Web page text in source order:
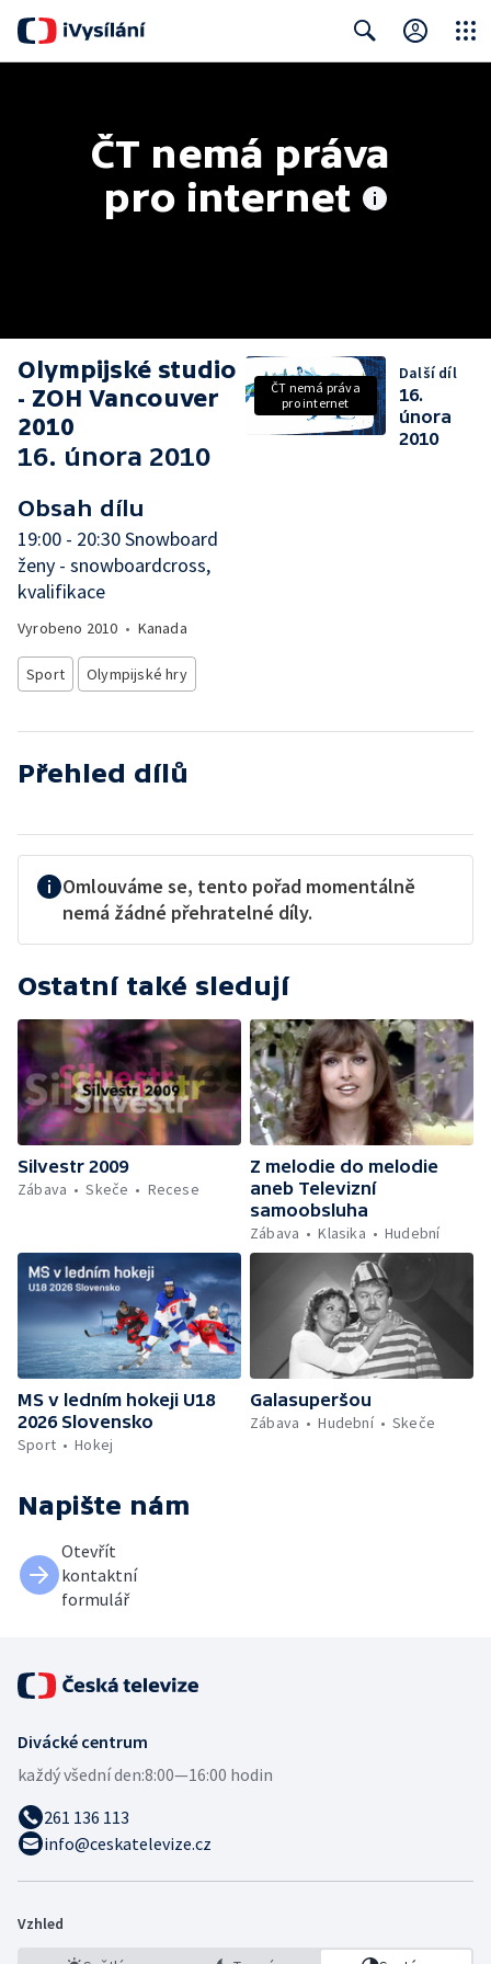
ČT nemá práva
pro internet
Olympijské studio
- ZOH Vancouver
2010
16. února 2010
Obsah dílu
19:00 - 20:30 Snowboard
ženy - snowboardcross,
kvalifikace
Vyrobeno 2010 • Kanada
Sport Olympijské hry
ČT nemá práva
pro internet
Další díl
16.
února
2010
Přehled dílů
Omlouváme se, tento pořad momentálně
nemá žádné přehratelné díly.
Ostatní také sledují
Silvestr 2009
Zábava
Skeče Recese
Z melodie do melodie
aneb Televizní
samoobsluha
Zábava
Klasika Hudební
MS v ledním hokeji U18
2026 Slovensko
Sport
Hokej
Galasuperšou
Zábava
Hudební Skeče
Napište nám
Otevřít
kontaktní
formulář
Divácké centrum
každý všední den:8:00—16:00 hodin
261 136 113
info@ceskatelevize.cz
Vzhled